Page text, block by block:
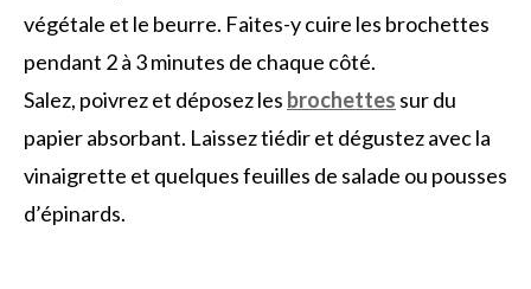
végétale et le beurre. Faites-y cuire les brochettes
pendant 2 à 3 minutes de chaque côté.
Salez, poivrez et déposez les brochettes sur du
papier absorbant. Laissez tiédir et dégustez avec la
vinaigrette et quelques feuilles de salade ou pousses
d’épinards.